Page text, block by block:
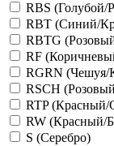
RBS (Голубой/
RBT (Синий/
RBTG
RF
RGRN (Чешуя/
RSCH
RTP (Красный/
RW (Красный/
S (Серебро)